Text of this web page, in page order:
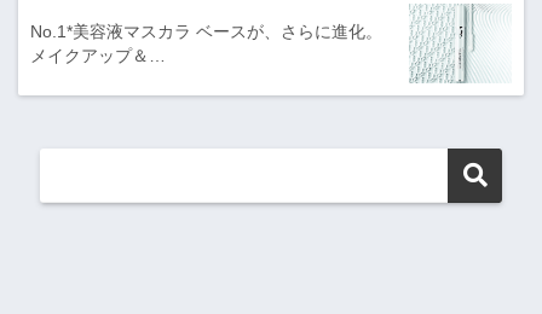
No.1*美容液マスカラ ベースが、さらに進化。
メイクアップ＆…